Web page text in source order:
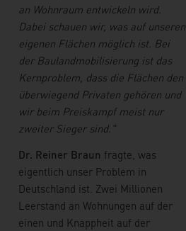
an Wohnraum entwickeln wird.
Dabei schauen wir, was auf unseren
eigenen Flächen möglich ist. Bei
der Baulandmobilisierung ist das
Kernproblem, dass die Flächen den
überwiegend Privaten gehören und
wir beim Preiskampf meist nur
zweiter Sieger sind."
Dr. Reiner Braun fragte, was
eigentlich unser Problem in
Deutschland ist. Zwei Millionen
Leerstand an Wohnungen auf der
einen und Knappheit auf der